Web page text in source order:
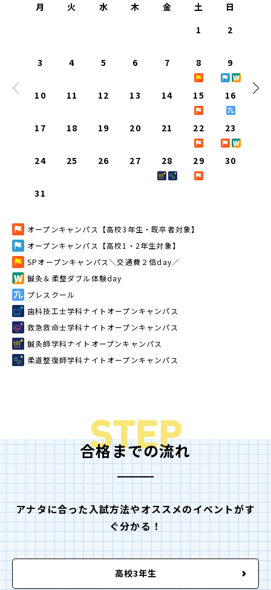
月 火 水 木 金 土
日
1
2
3 4 5 6 7 8 9
10 11 12 13 14 15 16
17 18 19 20 21 22 23
24 25 26 27 28 29 30
31
オープンキャンパス【高校3年生・既卒者対象】
オープンキャンパス【高校1・2年生対象】
SPオープンキャンパス＼交通費２倍day／
鍼灸＆柔整ダブル体験day
プレスクール
歯科技工士学科ナイトオープンキャンパス
救急救命士学科ナイトオープンキャンパス
鍼灸師学科ナイトオープンキャンパス
柔道整復師学科ナイトオープンキャンパス
STEP
合格までの流れ
アナタに合った入試方法やオススメのイベントがす
ぐ分かる！
高校3年生